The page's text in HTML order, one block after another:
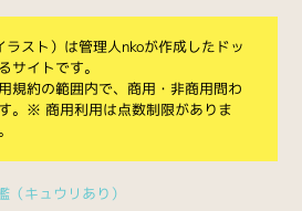
ラスト）は管理人nkoが作成したドッ
サイトです。
規約の範囲内で、商用・非商用問わ
。※ 商用利用は点数制限がありま
（キュウリあり）